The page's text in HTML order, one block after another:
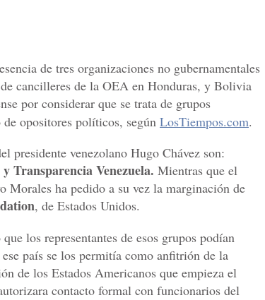
de tres organizaciones no gubernamentales
cancilleres de la OEA en Honduras, y Bolivia
por considerar que se trata de grupos
opositores políticos, según LosTiempos.com.
presidente venezolano Hugo Chávez son:
Transparencia Venezuela. Mientras que el
Morales ha pedido a su vez la marginación de
, de Estados Unidos.
los representantes de esos grupos podían
país se los permitía como anfitrión de la
de los Estados Americanos que empieza el
contacto formal con funcionarios del